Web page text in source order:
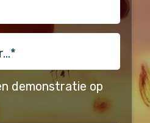
demonstratie op